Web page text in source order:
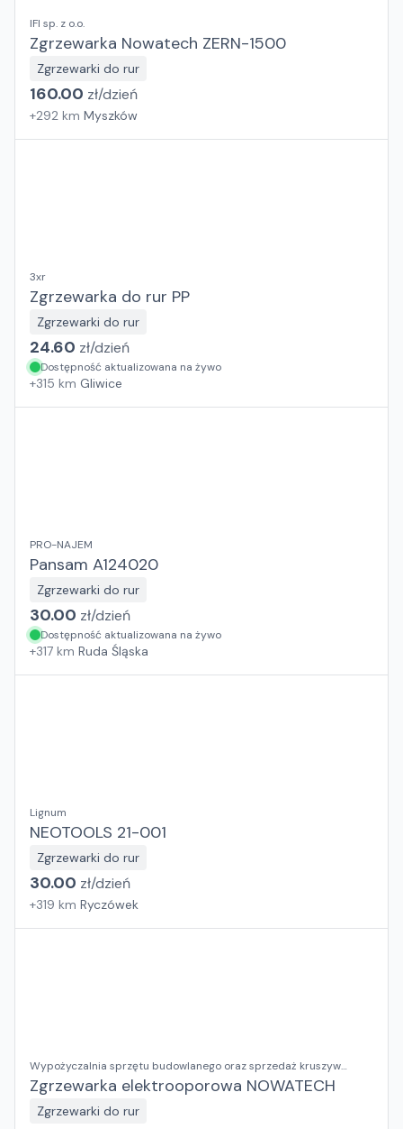
IFI sp. z o.o.
Zgrzewarka Nowatech ZERN-1500
Zgrzewarki do rur
160.00 zł/dzień
+292 km Myszków
3xr
Zgrzewarka do rur PP
Zgrzewarki do rur
24.60 zł/dzień
Dostępność aktualizowana na żywo
+315 km Gliwice
PRO-NAJEM
Pansam A124020
Zgrzewarki do rur
30.00 zł/dzień
Dostępność aktualizowana na żywo
+317 km Ruda Śląska
Lignum
NEOTOOLS 21-001
Zgrzewarki do rur
30.00 zł/dzień
+319 km Ryczówek
Wypożyczalnia sprzętu budowlanego oraz sprzedaż kruszyw
ozdobnych RENTAL BUD Justyna Dusza-Kumor
Zgrzewarka elektrooporowa NOWATECH
Zgrzewarki do rur